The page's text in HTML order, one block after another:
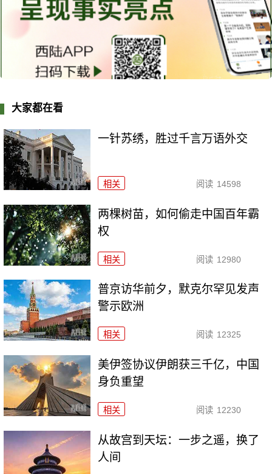
大家都在看
一针苏绣，胜过千言万语外交
相关 阅读 14598
两棵树苗，如何偷走中国百年霸
权
相关 阅读 12980
普京访华前夕，默克尔罕见发声
警示欧洲
相关 阅读 12325
美伊签协议伊朗获三千亿，中国
身负重望
相关 阅读 12230
从故宫到天坛：一步之遥，换了
人间